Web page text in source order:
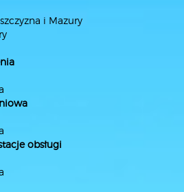
i Mazury
obsługi